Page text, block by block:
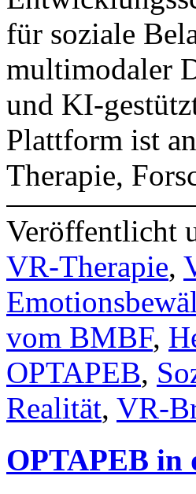
für soziale
multimodaler
und KI-
Plattform ist
Therapie,
Veröffentlicht
VR-Therapie,
vom BMBF,
OPTAPEB,
Realität, VR-
OPTAPEB in